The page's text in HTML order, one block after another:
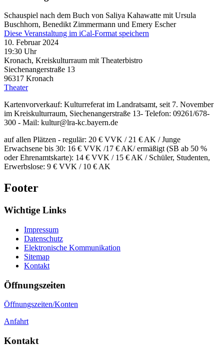
Schauspiel nach dem Buch von Saliya Kahawatte mit Ursula
Buschhorn, Benedikt Zimmermann und Emery Escher
Diese Veranstaltung im iCal-Format speichern
10. Februar 2024
19:30 Uhr
Kronach, Kreiskulturraum mit Theaterbistro
Siechenangerstraße 13
96317 Kronach
Theater
Kartenvorverkauf: Kulturreferat im Landratsamt, seit 7. November
im Kreiskulturraum, Siechenangerstraße 13- Telefon: 09261/678-
300 - Mail: kultur@lra-kc.bayern.de
auf allen Plätzen - regulär: 20 € VVK / 21 € AK / Junge
Erwachsene bis 30: 16 € VVK /17 € AK/ ermäßigt (SB ab 50 %
oder Ehrenamtskarte): 14 € VVK / 15 € AK / Schüler, Studenten,
Erwerbslose: 9 € VVK / 10 € AK
Footer
Wichtige Links
Impressum
Datenschutz
Elektronische Kommunikation
Sitemap
Kontakt
Öffnungszeiten
Öffnungszeiten/Konten
Anfahrt
Kontakt